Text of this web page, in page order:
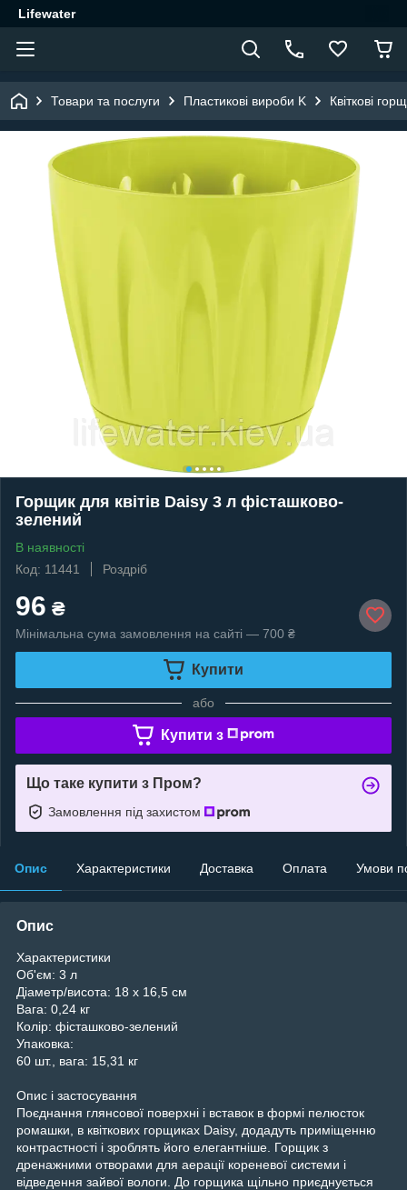
Lifewater
Товари та послуги Пластикові вироби K Квіткові
Горщик для квітів Daisy 3 л фісташково-
зелений
В наявності
Код: 11441
Роздріб
96 ₴
Мінімальна сума замовлення на сайті — 700 ₴
Купити
або
Купити з
Що таке купити з Пром?
Замовлення під захистом
Опис Характеристики Доставка Оплата Умови
Опис
Характеристики
Об'єм: 3 л
Діаметр/висота: 18 х 16,5 см
Вага: 0,24 кг
Колір: фісташково-зелений
Упаковка:
60 шт., вага: 15,31 кг
Опис і застосування
Поєднання глянсової поверхні і вставок в формі пелюсток
ромашки, в квіткових горщиках Daisy, додадуть приміщенню
контрастності і зроблять його елегантніше. Горщик з
дренажними отворами для аерації кореневої системи і
відведення зайвої вологи. До горщика щільно приєднується